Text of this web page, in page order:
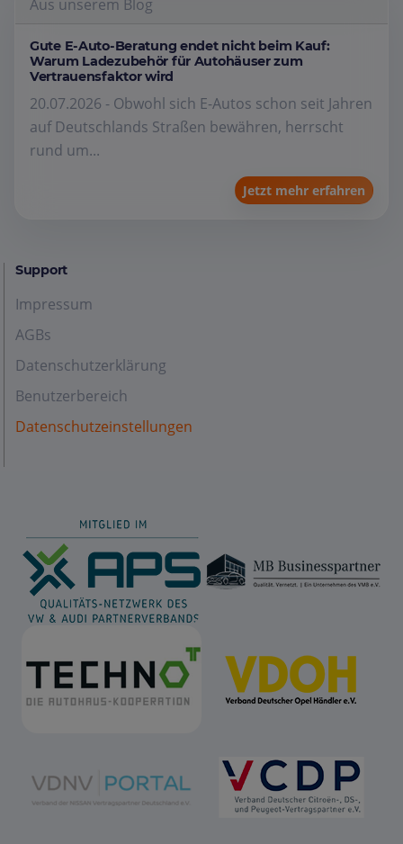
Aus unserem Blog
Gute E-Auto-Beratung endet nicht beim Kauf:
Warum Ladezubehör für Autohäuser zum
Vertrauensfaktor wird
20.07.2026 - Obwohl sich E-Autos schon seit Jahren
auf Deutschlands Straßen bewähren, herrscht
rund um...
Jetzt mehr erfahren
Support
Impressum
AGBs
Datenschutzerklärung
Benutzerbereich
Datenschutzeinstellungen